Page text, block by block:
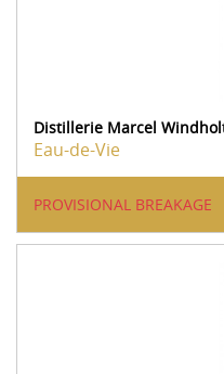
Distillerie Marcel
Eau-de-Vie
PROVISIONAL BREAKAGE